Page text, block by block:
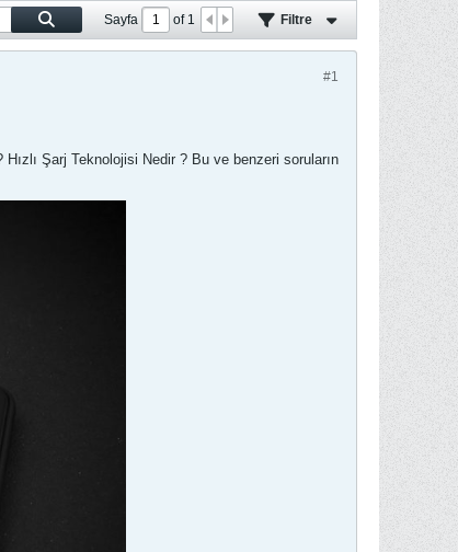
Sayfa of1 Filtre
#1
Şarj Teknolojisi Nedir ? Bu ve benzeri soruların